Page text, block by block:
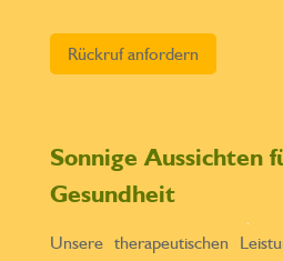
Sonnige Aussichten
Gesundheit
Unsere therapeutischen